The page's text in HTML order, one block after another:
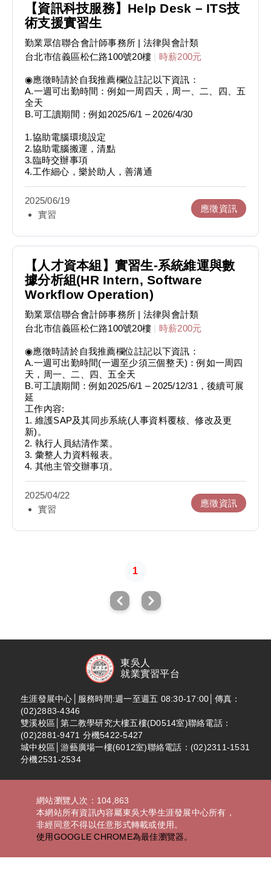
【資訊科技服務】Help Desk – ITS技
術支援實習生
勤業眾信聯合會計師事務所 | 法律與會計類
台北市信義區松仁路100號20樓
時薪200元
◉應徵時請於自我推薦欄位註記以下資訊：
A.一週可出勤時間：例如一周四天，周一、二、四、五
全天
B.可工讀期間：例如2025/6/1 – 2026/4/30
1.協助電腦環境設定
2.協助電腦搬運，清點
3.臨時交辦事項
4.工作細心，樂於助人，善溝通
2025/06/19
實習
應徵資訊
【人才資本組】實習生-系統維運與數
據分析組(HR Intern, Software
Workflow Operation)
勤業眾信聯合會計師事務所 | 法律與會計類
台北市信義區松仁路100號20樓
時薪200元
◉應徵時請於自我推薦欄位註記以下資訊：
A.一週可出勤時間(一週至少須三個整天)：例如一周四
天，周一、二、四、五全天
B.可工讀期間：例如2025/6/1 – 2025/12/31，後續可展
延
工作內容:
1. 維護SAP及其同步系統(人事資料覆核、修改及更
新)。
2. 執行人員結清作業。
3. 彙整人力資料報表。
4. 其他主管交辦事項。
2025/04/22
實習
應徵資訊
1
東吳人
就業實習平台
生涯發展中心│服務時間:週一至週五 08:30-17:00│傳真：
(02)2883-4346
雙溪校區│第二教學研究大樓五樓(D0514室)聯絡電話：
(02)2881-9471 分機5422-5427
城中校區│游藝廣場一樓(6012室)聯絡電話：(02)2311-1531
分機2531-2534
網站瀏覽人次：104,863
本網站所有資訊內容屬東吳大學生涯發展中心所有，
非經同意不得以任意形式轉載或使用。
使用GOOGLE CHROME為最佳瀏覽器。